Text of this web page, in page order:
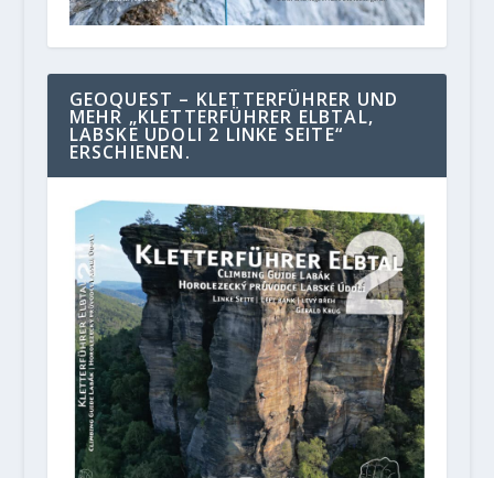
GEOQUEST – KLETTERFÜHRER UND
MEHR „KLETTERFÜHRER ELBTAL,
LABSKE UDOLI 2 LINKE SEITE“
ERSCHIENEN.